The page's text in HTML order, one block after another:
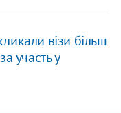
візи більш
участь у